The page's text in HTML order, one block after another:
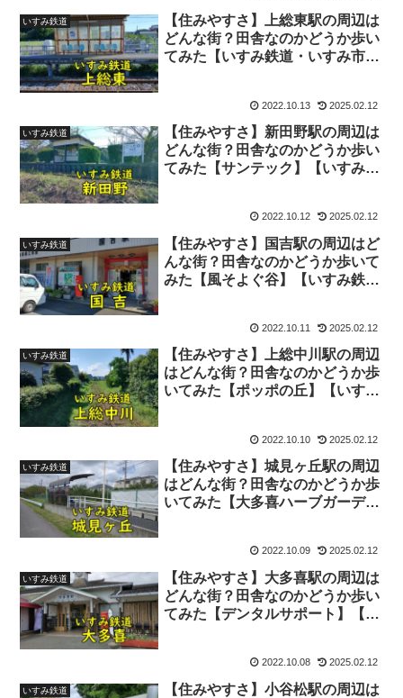
いすみ鉄道
【住みやすさ】上総東駅の周辺は
どんな街？田舎なのかどうか歩い
てみた【いすみ鉄道・いすみ市】
2022.10.13 2025.02.12
いすみ鉄道
【住みやすさ】新田野駅の周辺は
どんな街？田舎なのかどうか歩い
てみた【サンテック】【いすみ鉄
2022.10.12 2025.02.12
いすみ鉄道
【住みやすさ】国吉駅の周辺はど
んな街？田舎なのかどうか歩いて
みた【風そよぐ谷】【いすみ鉄
2022.10.11 2025.02.12
いすみ鉄道
【住みやすさ】上総中川駅の周辺
はどんな街？田舎なのかどうか歩
いてみた【ポッポの丘】【いすみ
2022.10.10 2025.02.12
いすみ鉄道
【住みやすさ】城見ヶ丘駅の周辺
はどんな街？田舎なのかどうか歩
いてみた【大多喜ハーブガーデ
2022.10.09 2025.02.12
いすみ鉄道
【住みやすさ】大多喜駅の周辺は
どんな街？田舎なのかどうか歩い
てみた【デンタルサポート】【い
2022.10.08 2025.02.12
いすみ鉄道
【住みやすさ】小谷松駅の周辺は